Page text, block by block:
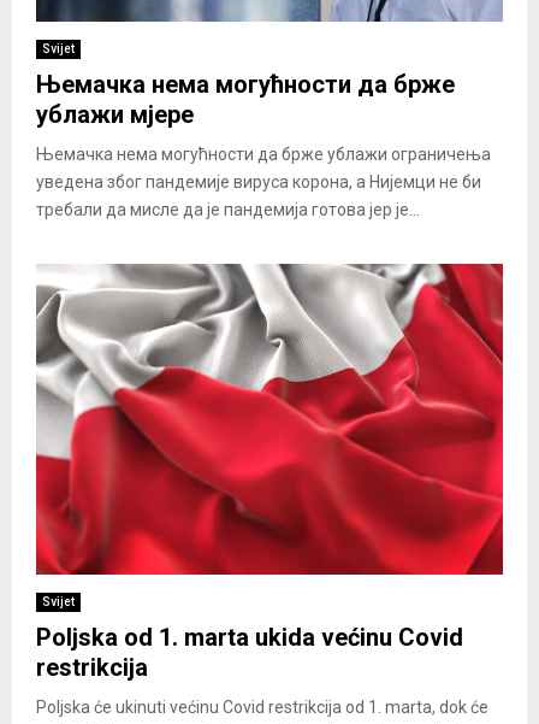
Svijet
Њемачка нема могућности да брже
ублажи мјере
Њемачка нема могућности да брже ублажи ограничења
уведена због пандемије вируса корона, а Нијемци не би
требали да мисле да је пандемија готова јер је...
Svijet
Poljska od 1. marta ukida većinu Covid
restrikcija
Poljska će ukinuti većinu Covid restrikcija od 1. marta, dok će